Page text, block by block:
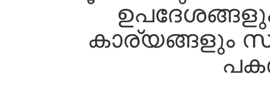
കാര്യങ്ങളും